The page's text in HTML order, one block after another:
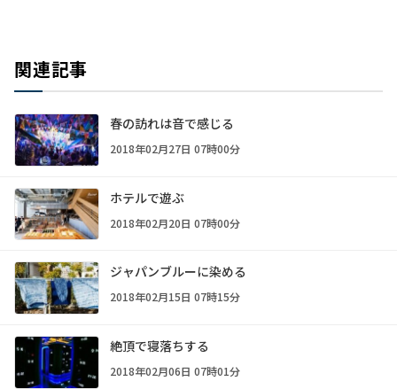
関連記事
春の訪れは音で感じる
2018年02月27日 07時00分
ホテルで遊ぶ
2018年02月20日 07時00分
ジャパンブルーに染める
2018年02月15日 07時15分
絶頂で寝落ちする
2018年02月06日 07時01分